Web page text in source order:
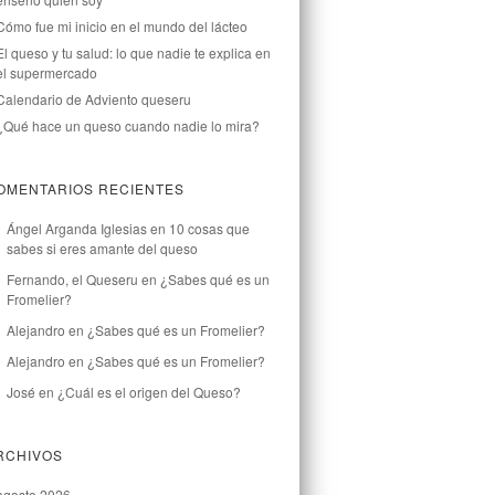
fue mi inicio en el mundo del lácteo
queso y tu salud: lo que nadie te explica en
supermercado
de Adviento queseru
hace un queso cuando nadie lo mira?
RECIENTES
Ángel Arganda Iglesiasen 10 cosas que
sabes si eres amante del queso
Fernando, el Queseru en ¿Sabes qué es un
Fromelier?
Alejandro en ¿Sabes qué es un Fromelier?
Alejandro en ¿Sabes qué es un Fromelier?
José en ¿Cuál es el origen del Queso?